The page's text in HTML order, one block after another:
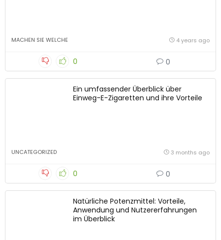
MACHEN SIE WELCHE 4 years ago
0 0
Ein umfassender Überblick über
Einweg-E-Zigaretten und ihre Vorteile
UNCATEGORIZED 3 months ago
0 0
Natürliche Potenzmittel: Vorteile,
Anwendung und Nutzererfahrungen
im Überblick